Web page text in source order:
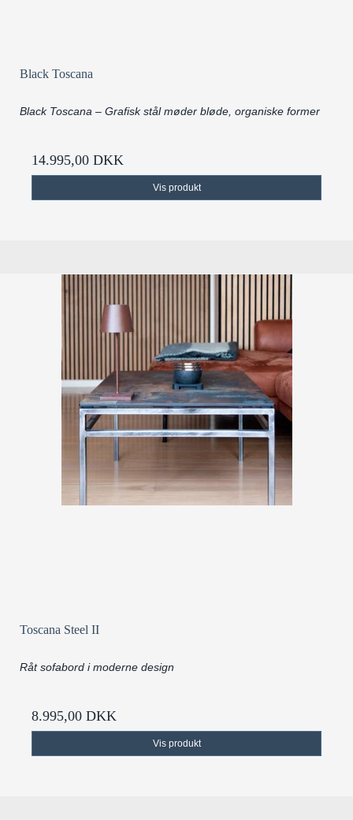
Black Toscana
Black Toscana – Grafisk stål møder bløde, organiske former
14.995,00 DKK
Vis produkt
Toscana Steel II
Råt sofabord i moderne design
8.995,00 DKK
Vis produkt